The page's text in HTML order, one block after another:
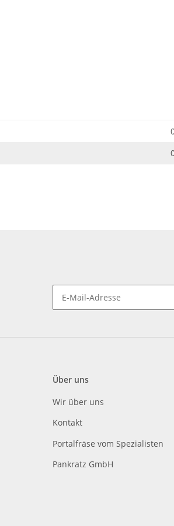
Über uns
Wir über uns
Kontakt
Portalfräse vom Spezialisten
Pankratz GmbH